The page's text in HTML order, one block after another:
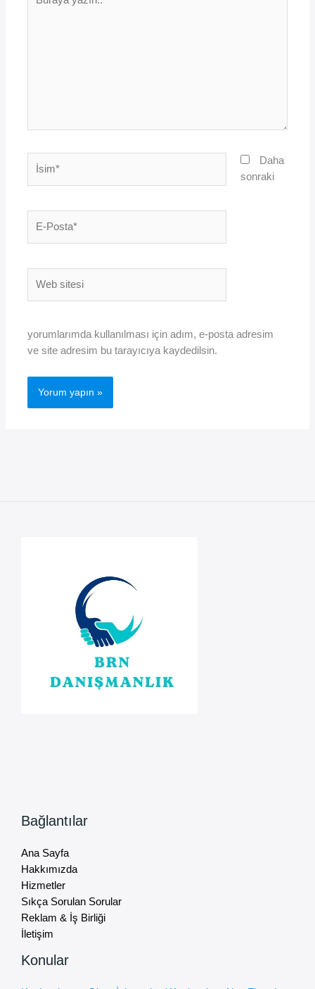
yazın..
Posta*
sitesi
Daha
sonraki
yorumlarımda kullanılması için adım, e-posta adresim
ve site adresim bu tarayıcıya kaydedilsin.
Bağlantılar
Ana Sayfa
Hakkımızda
Hizmetler
Sıkça Sorulan Sorular
Reklam & İş Birliği
İletişim
Konular